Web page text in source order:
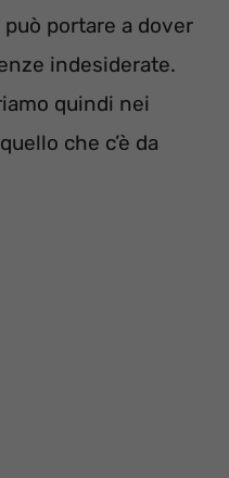
portare a dover
indesiderate.
quindi nei
che c’è da